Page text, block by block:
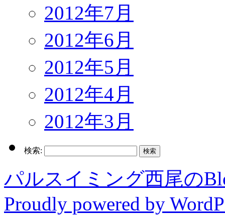
2012年7月
2012年6月
2012年5月
2012年4月
2012年3月
検索:
パルスイミング西尾の
Proudly powered by